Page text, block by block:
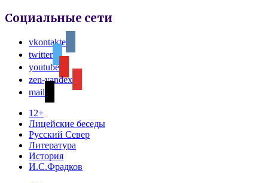
Социальные сети
vkontakte
twitter
youtube
zen-yandex
mail
12+
Лицейские беседы
Русский Север
Литература
История
И.С.Фрадков